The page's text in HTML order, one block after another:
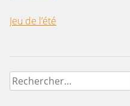
Jeu de l’été
Rechercher :